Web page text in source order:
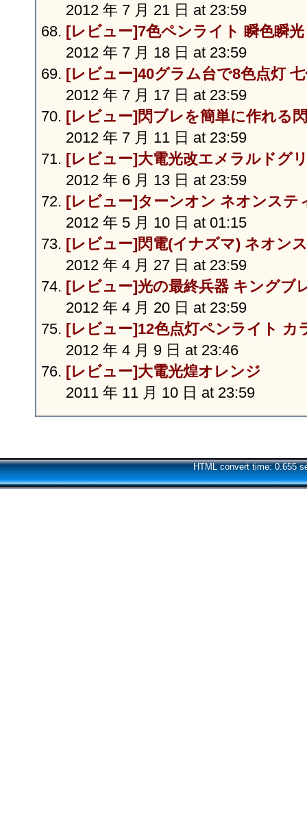
2012 年 7 月 21 日 at 23:59
[レビュー]7色ペンライト 瞬色瞬光
2012 年 7 月 18 日 at 23:59
[レビュー]40グラム台で8色点灯
2012 年 7 月 17 日 at 23:59
[レビュー]閃ブレを簡単に作れる
2012 年 7 月 11 日 at 23:59
[レビュー]大電光改エメラルドグ
2012 年 6 月 13 日 at 23:59
[レビュー]ターンオン ネオンステ
2012 年 5 月 10 日 at 01:15
[レビュー]閃電(イナズマ) ネオン
2012 年 4 月 27 日 at 23:59
[レビュー]光の最終兵器 キングブ
2012 年 4 月 20 日 at 23:59
[レビュー]12色点灯ペンライト カ
2012 年 4 月 9 日 at 23:46
[レビュー]大電光煌オレンジ
2011 年 11 月 10 日 at 23:59
HTML convert time: 0.655